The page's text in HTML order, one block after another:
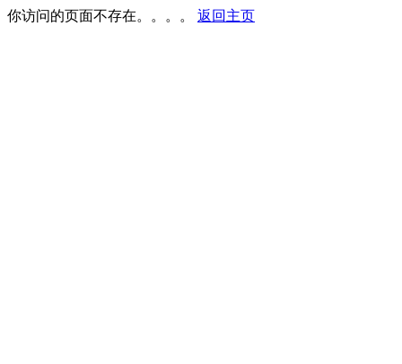
你访问的页面不存在。。。。 返回主页